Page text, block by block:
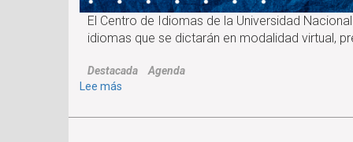
El Centro de Idiomas de la Universidad
idiomas que se dictarán en modalidad virtual,
Destacada
Agenda
Lee más
CENTRO